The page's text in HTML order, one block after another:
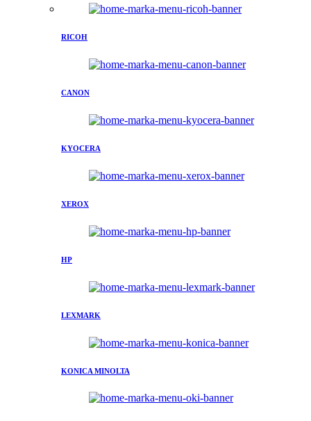
RICOH
CANON
KYOCERA
XEROX
HP
LEXMARK
KONICA MINOLTA